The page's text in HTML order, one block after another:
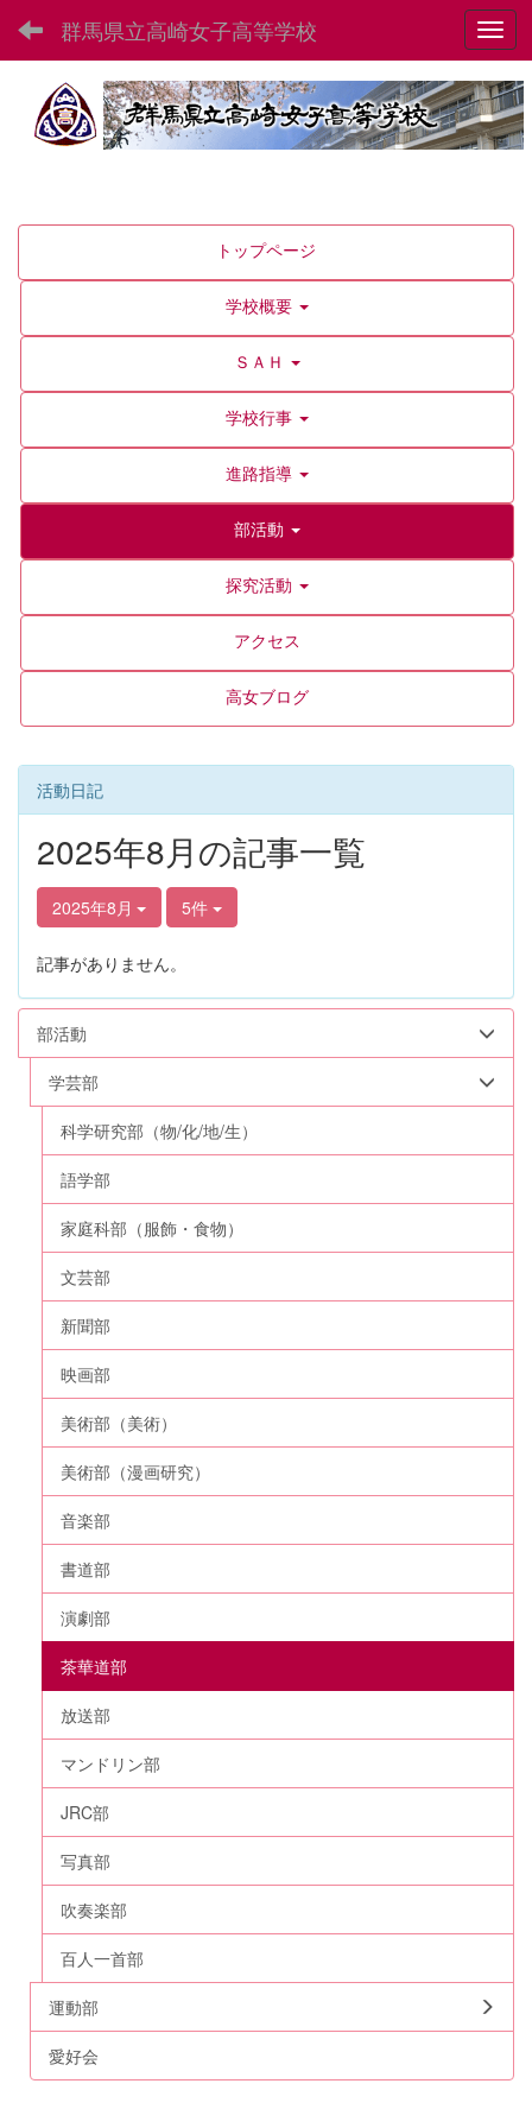
群馬県立高崎女子高等学校
トップページ
学校概要
ＳＡＨ
学校行事
進路指導
部活動
探究活動
アクセス
高女ブログ
活動日記
2025年8月の記事一覧
2025年8月 5件
記事がありません。
部活動
学芸部
科学研究部（物/化/地/生）
語学部
家庭科部（服飾・食物）
文芸部
新聞部
映画部
美術部（美術）
美術部（漫画研究）
音楽部
書道部
演劇部
茶華道部
放送部
マンドリン部
JRC部
写真部
吹奏楽部
百人一首部
運動部
愛好会